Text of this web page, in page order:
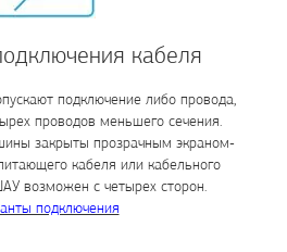
кабеля
подключение либо провода,
проводов меньшего сечения.
закрыты прозрачным экраном-
кабеля или кабельного
возможен с четырех сторон.
подключения